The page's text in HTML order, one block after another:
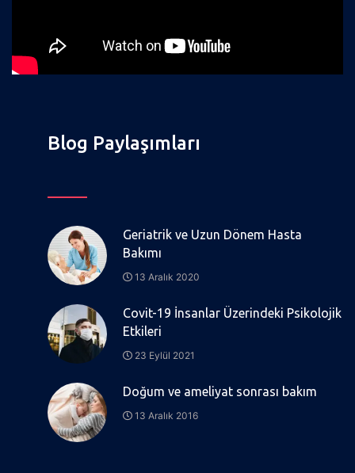
Blog Paylaşımları
Geriatrik ve Uzun Dönem Hasta
Bakımı
13 Aralık 2020
Covit-19 İnsanlar Üzerindeki Psikolojik
Etkileri
23 Eylül 2021
Doğum ve ameliyat sonrası bakım
13 Aralık 2016